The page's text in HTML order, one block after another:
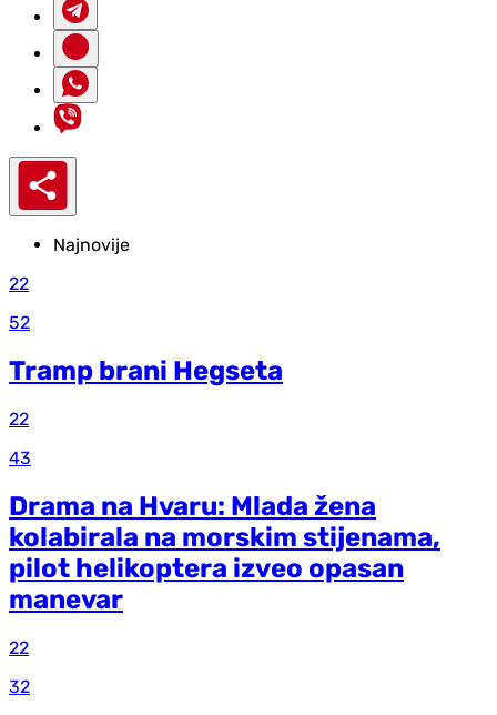
Najnovije
22
52
Tramp brani Hegseta
22
43
Drama na Hvaru: Mlada žena
kolabirala na morskim stijenama,
pilot helikoptera izveo opasan
manevar
22
32